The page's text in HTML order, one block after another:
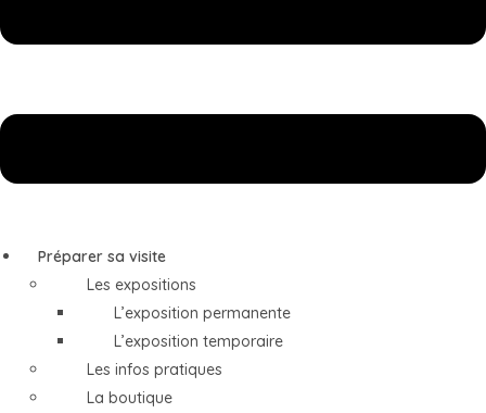
Préparer sa visite
Les expositions
L’exposition permanente
L’exposition temporaire
Les infos pratiques
La boutique